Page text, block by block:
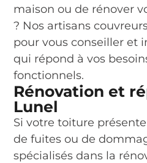
maison ou de rénover
? Nos artisans
pour vous conseiller et
qui répond à vos
fonctionnels.
Rénovation et
Lunel
Si votre toiture
de fuites ou de
spécialisés dans la